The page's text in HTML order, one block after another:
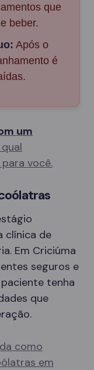
que
beber.
Após o
é
um
você.
clínica de
Em Criciúma
seguros e
tenha
que
como
em